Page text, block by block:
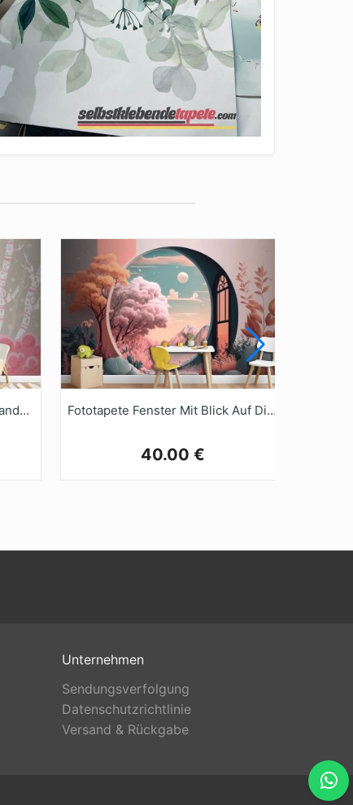
Fototapete Winterkonzept In Handzeichnung Fototapete Fenster Mit Blick Auf Die Landschaft
40.00 €
Unternehmen
Sendungsverfolgung
Datenschutzrichtlinie
Versand & Rückgabe